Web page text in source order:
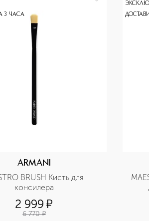
3 ЧАСА
ARMANI
BRUSH Кисть для
консилера
2 999 ¤
6 770 ¤